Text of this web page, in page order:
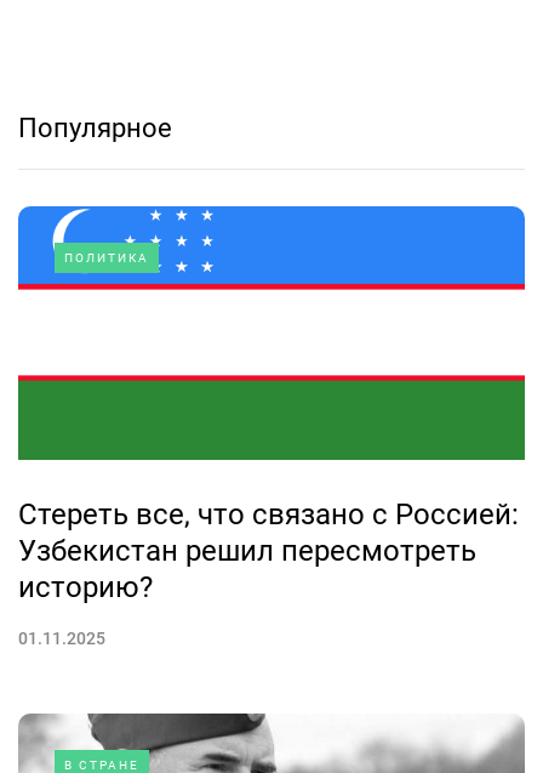
Популярное
ПОЛИТИКА
Стереть все, что связано с Россией:
Узбекистан решил пересмотреть
историю?
01.11.2025
В СТРАНЕ